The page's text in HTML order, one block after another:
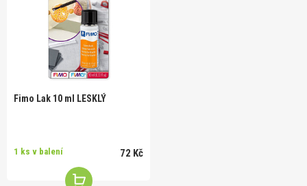
Fimo Lak 10 ml LESKLÝ
1 ks v balení 72 Kč